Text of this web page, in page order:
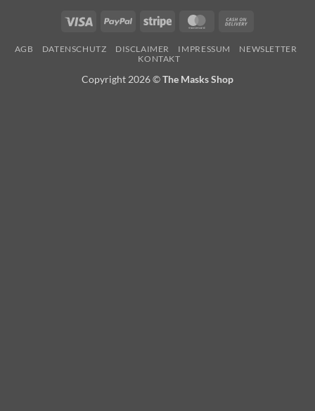
Visa PayPal Stripe MasterCard
Delivery
AGB DATENSCHUTZ DISCLAIMER IMPRESSUM
NEWSLETTER
KONTAKT
Copyright 2026 ©The Masks Shop